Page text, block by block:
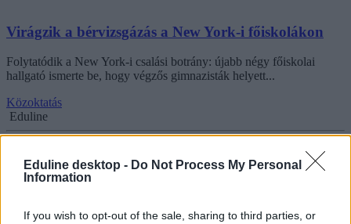
Eduline desktop - Do Not Process My Personal
Information
If you wish to opt-out of the sale, sharing to third parties, or
Virágzik a bérvizsgázás a New York-i főiskolákon
Folytatódik a New York-i csalási botrány: újabb négy főiskolai
hallgató ismerte be, hogy végzős gimnazisták helyett...
Közoktatás
Eduline